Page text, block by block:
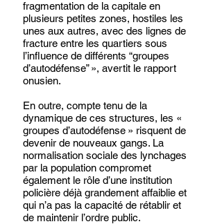
fragmentation de la capitale en
plusieurs petites zones, hostiles les
unes aux autres, avec des lignes de
fracture entre les quartiers sous
l’influence de différents “groupes
d’autodéfense” », avertit le rapport
onusien.
En outre, compte tenu de la
dynamique de ces structures, les «
groupes d’autodéfense » risquent de
devenir de nouveaux gangs. La
normalisation sociale des lynchages
par la population compromet
également le rôle d’une institution
policière déjà grandement affaiblie et
qui n’a pas la capacité de rétablir et
de maintenir l’ordre public.